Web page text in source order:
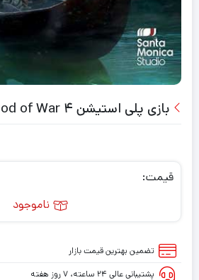
بازی پلی استیشن ۴ God of War
قیمت:
ناموجود
تضمین بهترین قیمت بازار
پشتیبانی عالی ۲۴ ساعته، ۷ روز هفته